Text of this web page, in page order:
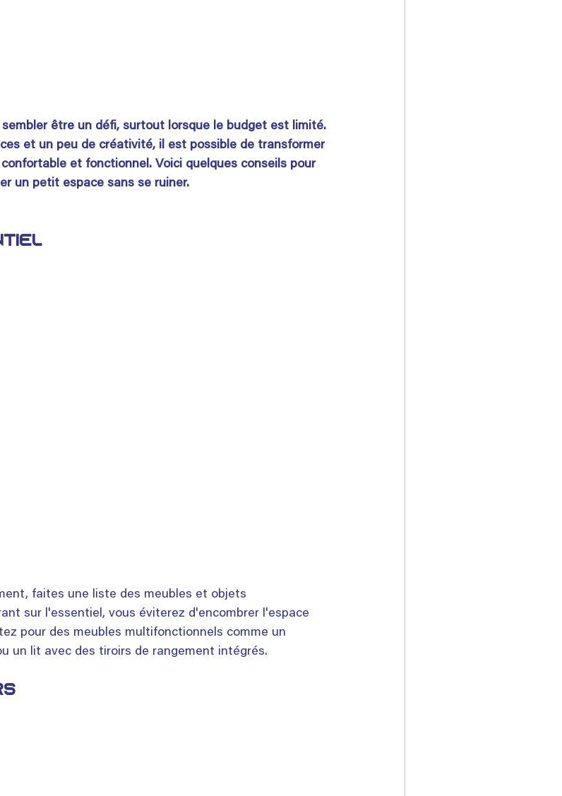
être un défi, surtout lorsque le budget est limité.
et un peu de créativité, il est possible de transformer
et fonctionnel. Voici quelques conseils pour
un petit espace sans se ruiner.
faites une liste des meubles et objets
sur l'essentiel, vous éviterez d'encombrer l'espace
pour des meubles multifonctionnels comme un
un lit avec des tiroirs de rangement intégrés.